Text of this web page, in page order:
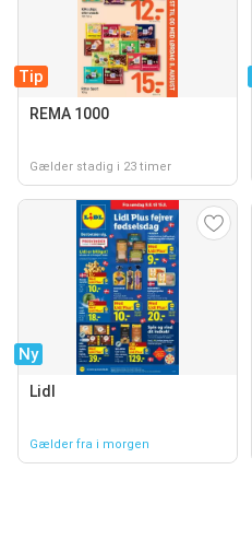
Tip
REMA 1000
Gælder stadig i 23 timer
Ny
Lidl
Gælder fra i morgen